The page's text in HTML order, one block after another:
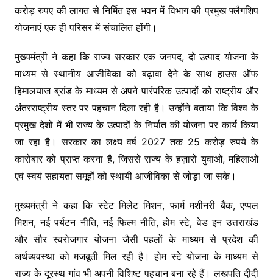
करोड़ रुपए की लागत से निर्मित इस भवन में विभाग की प्रमुख फ्लैगशिप
योजनाएं एक ही परिसर में संचालित होंगी।
मुख्यमंत्री ने कहा कि राज्य सरकार एक जनपद, दो उत्पाद योजना के
माध्यम से स्थानीय आजीविका को बढ़ावा देने के साथ हाउस ऑफ
हिमालयाज ब्रांड के माध्यम से अपने पारंपरिक उत्पादों को राष्ट्रीय और
अंतरराष्ट्रीय स्तर पर पहचान दिला रही है। उन्होंने बताया कि विश्व के
प्रमुख देशों में भी राज्य के उत्पादों के निर्यात की योजना पर कार्य किया
जा रहा है। सरकार का लक्ष्य वर्ष 2027 तक 25 करोड़ रुपये के
कारोबार को प्राप्त करना है, जिससे राज्य के हज़ारों युवाओं, महिलाओं
एवं स्वयं सहायता समूहों को स्थायी आजीविका से जोड़ा जा सके।
मुख्यमंत्री ने कहा कि स्टेट मिलेट मिशन, फार्म मशीनरी बैंक, एप्पल
मिशन, नई पर्यटन नीति, नई फिल्म नीति, होम स्टे, वेड इन उत्तराखंड
और सौर स्वरोजगार योजना जैसी पहलों के माध्यम से प्रदेश की
अर्थव्यवस्था को मजबूती मिल रही है। होम स्टे योजना के माध्यम से
राज्य के दूरस्थ गांव भी अपनी विशिष्ट पहचान बना रहे हैं। लखपति दीदी